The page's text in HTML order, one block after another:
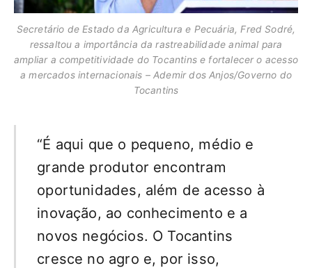
Secretário de Estado da Agricultura e Pecuária, Fred Sodré,
ressaltou a importância da rastreabilidade animal para
ampliar a competitividade do Tocantins e fortalecer o acesso
a mercados internacionais – Ademir dos Anjos/Governo do
Tocantins
“É aqui que o pequeno, médio e
grande produtor encontram
oportunidades, além de acesso à
inovação, ao conhecimento e a
novos negócios. O Tocantins
cresce no agro e, por isso,